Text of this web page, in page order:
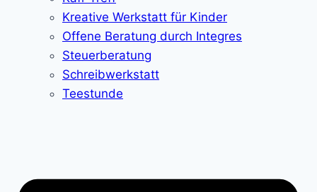
Kreative Werkstatt für Kinder
Offene Beratung durch Integres
Steuerberatung
Schreibwerkstatt
Teestunde